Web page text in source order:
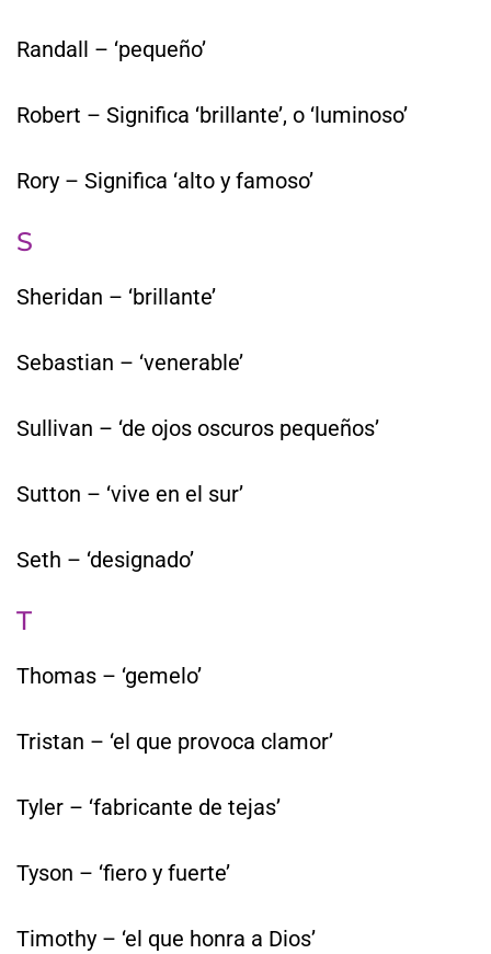
Randall – ‘pequeño’
Robert – Significa ‘brillante’, o ‘luminoso’
Rory – Significa ‘alto y famoso’
S
Sheridan – ‘brillante’
Sebastian – ‘venerable’
Sullivan – ‘de ojos oscuros pequeños’
Sutton – ‘vive en el sur’
Seth – ‘designado’
T
Thomas – ‘gemelo’
Tristan – ‘el que provoca clamor’
Tyler – ‘fabricante de tejas’
Tyson – ‘fiero y fuerte’
Timothy – ‘el que honra a Dios’